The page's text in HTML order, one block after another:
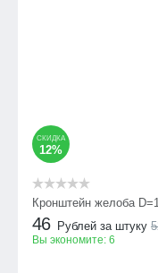
СКИДКА
12%
Кронштейн желоба
46 Рублей за штуку
Вы экономите: 6